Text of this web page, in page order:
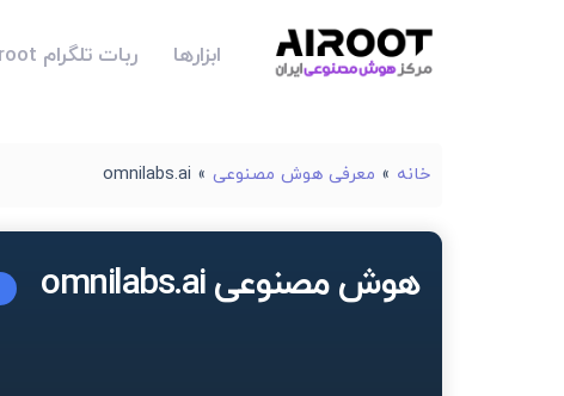
ابزارها ربات تلگرام Airoot
خانه » معرفی هوش مصنوعی »
omnilabs.ai
هوش مصنوعی omnilabs.ai